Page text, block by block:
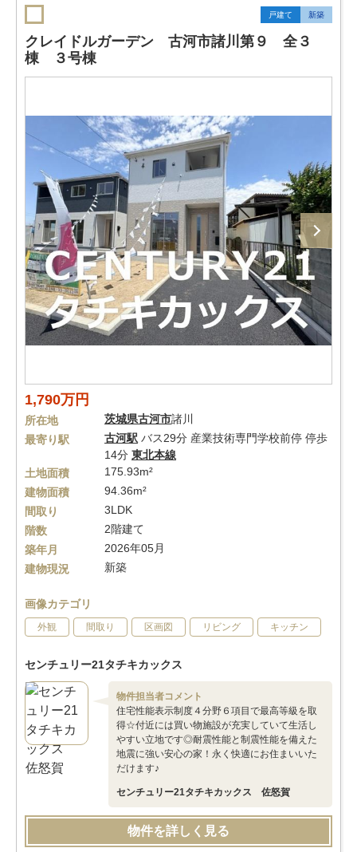
戸建て 新築
クレイドルガーデン 古河市諸川第９ 全３
棟 ３号棟
1,790万円
所在地 茨城県古河市諸川
最寄り駅
古河駅 バス29分 産業技術専門学校前停 停歩
14分 東北本線
土地面積
175.93m²
建物面積
94.36m²
間取り
3LDK
階数
2階建て
築年月
2026年05月
建物現況
新築
画像カテゴリ
外観 間取り 区画図 リビング キッチン
センチュリー21タチキカックス
物件担当者コメント
住宅性能表示制度４分野６項目で最高等級を取
得☆付近には買い物施設が充実していて生活し
やすい立地です◎耐震性能と制震性能を備えた
地震に強い安心の家！永く快適にお住まいいた
だけます♪
センチュリー21タチキカックス 佐怒賀
物件を詳しく見る